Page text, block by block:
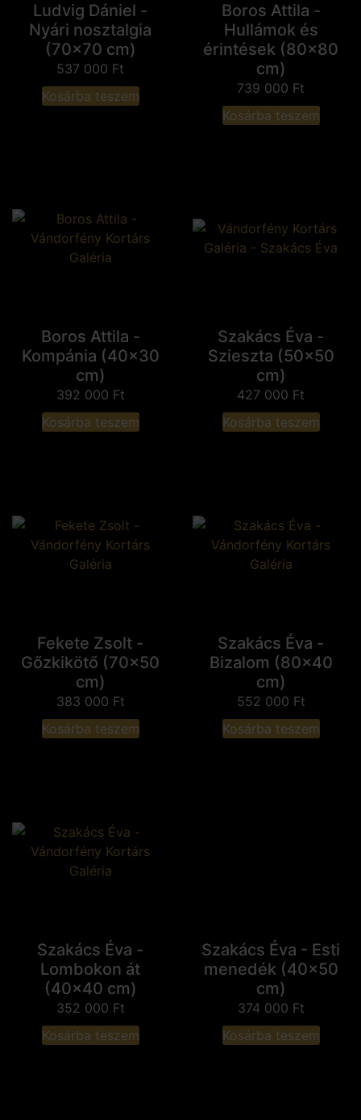
Ludvig Dániel -
Nyári nosztalgia
(70x70 cm)
537 000 Ft
Kosárba teszem
Boros Attila -
Hullámok és
érintések (80x80
cm)
739 000 Ft
Kosárba teszem
Boros Attila -
Kompánia (40x30
cm)
392 000 Ft
Kosárba teszem
Szakács Éva -
Szieszta (50x50
cm)
427 000 Ft
Kosárba teszem
Fekete Zsolt -
Gőzkikötő (70x50
cm)
383 000 Ft
Kosárba teszem
Szakács Éva -
Bizalom (80x40
cm)
552 000 Ft
Kosárba teszem
Szakács Éva -
Lombokon át
(40x40 cm)
352 000 Ft
Kosárba teszem
Szakács Éva - Esti
menedék (40x50
cm)
374 000 Ft
Kosárba teszem